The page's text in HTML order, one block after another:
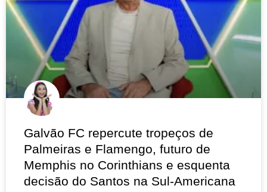
Galvão FC repercute tropeços de
Palmeiras e Flamengo, futuro de
Memphis no Corinthians e esquenta
decisão do Santos na Sul-Americana